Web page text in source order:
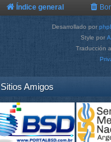
Índice general
Desarrollado por
Style por
Traducción
Sitios Amigos